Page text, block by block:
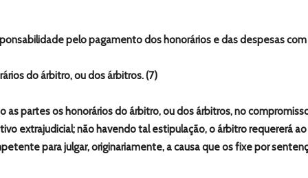
pelo pagamento dos honorários e das despesas
do árbitro, ou dos árbitros. (7)
as partes os honorários do árbitro, ou dos árbitros, no
extrajudicial; não havendo tal estipulação, o árbitro requererá
para julgar, originariamente, a causa que os fixe por